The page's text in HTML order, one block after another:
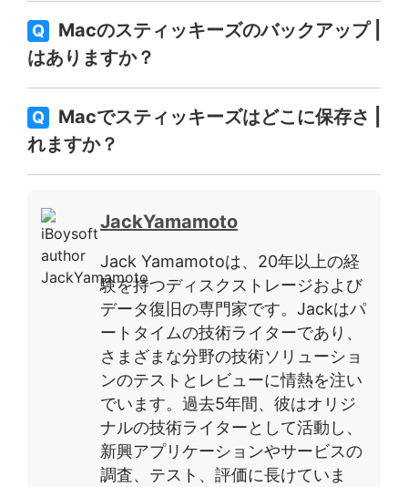
Q
Macのスティッキーズのバックアップ
はありますか？
Q
Macでスティッキーズはどこに保存さ
れますか？
JackYamamoto
Jack Yamamotoは、20年以上の経
験を持つディスクストレージおよび
データ復旧の専門家です。Jackはパ
ートタイムの技術ライターであり、
さまざまな分野の技術ソリューショ
ンのテストとレビューに情熱を注い
でいます。過去5年間、彼はオリジ
ナルの技術ライターとして活動し、
新興アプリケーションやサービスの
調査、テスト、評価に長けていま